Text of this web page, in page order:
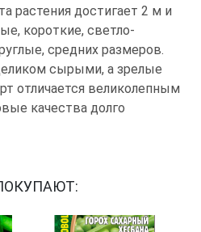
растения достигает 2 м и
короткие, светло-
средних размеров.
сырыми, а зрелые
отличается великолепным
качества долго